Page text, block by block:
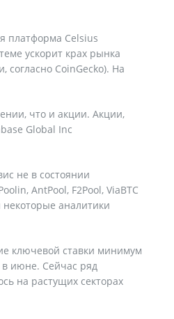
платформа Celsius
ускорит крах рынка
согласно CoinGecko). На
что и акции. Акции,
Global Inc
не в состоянии
AntPool, F2Pool, ViaBTC
аналитики
ключевой ставки минимум
в июне. Сейчас ряд
на растущих секторах